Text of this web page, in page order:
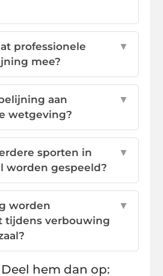
professionele
mee?
▼
aan
wetgeving?
▼
sporten in
worden gespeeld?
▼
worden
tijdens verbouwing
▼
hem dan op: